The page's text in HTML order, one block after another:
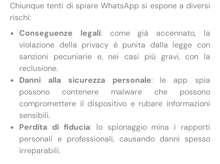
Chiunque tenti di spiare WhatsApp si espone a diversi
rischi:
Conseguenze legali: come già accennato, la
violazione della privacy è punita dalla legge con
sanzioni pecuniarie e, nei casi più gravi, con la
reclusione.
Danni alla sicurezza personale: le app spia
possono contenere malware che possono
compromettere il dispositivo e rubare informazioni
sensibili.
Perdita di fiducia: lo spionaggio mina i rapporti
personali e professionali, causando danni spesso
irreparabili.